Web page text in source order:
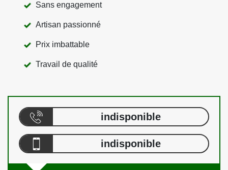
Sans engagement
Artisan passionné
Prix imbattable
Travail de qualité
indisponible
indisponible